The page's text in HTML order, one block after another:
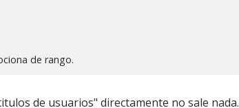
de rango.
de usuarios" directamente no sale nada.